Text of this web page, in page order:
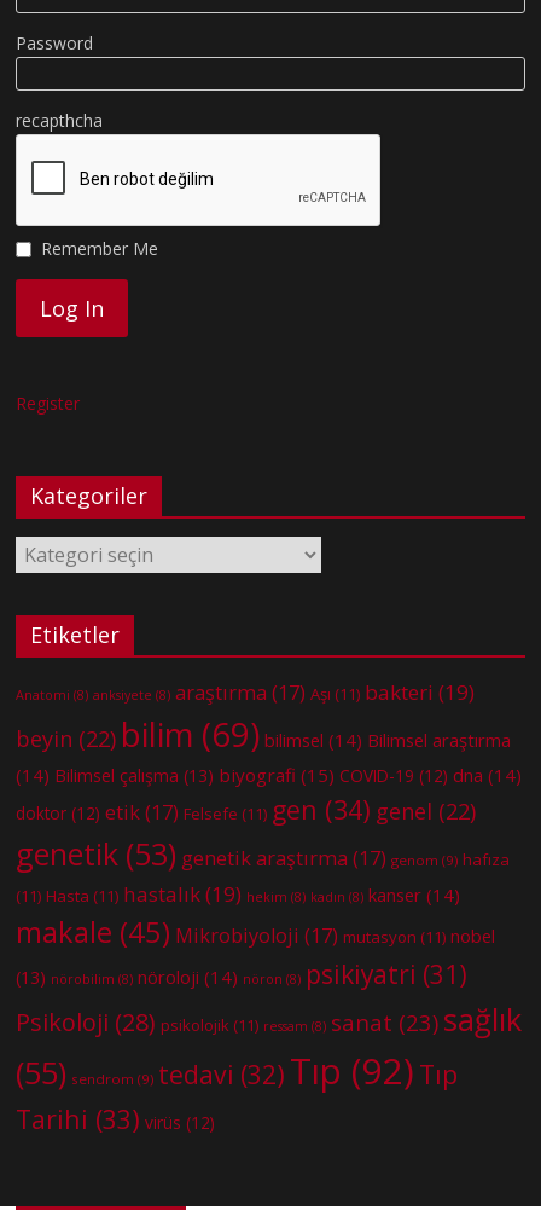
Password
recapthcha
Remember Me
Register
Kategoriler
Kategoriler
Etiketler
Anatomi (8) anksiyete (8) araştırma (17) Aşı (11) bakteri (19)
beyin (22) bilim (69) bilimsel (14) Bilimsel araştırma
(14) Bilimsel çalışma (13) biyografi (15) COVID-19 (12) dna (14)
doktor (12) etik(17) Felsefe (11) gen (34) genel (22)
genetik (53) genetik araştırma (17) genom (9) hafıza
(11) Hasta (11) hastalık(19) hekim (8) kadın (8) kanser (14)
makale (45) Mikrobiyoloji (17) mutasyon (11) nobel
(13) nörobilim (8) nöroloji (14) nöron (8) psikiyatri (31)
Psikoloji (28) psikolojik (11) ressam (8) sanat (23) sağlık
(55) sendrom (9) tedavi (32) Tıp (92) Tıp
Tarihi (33) virüs (12)